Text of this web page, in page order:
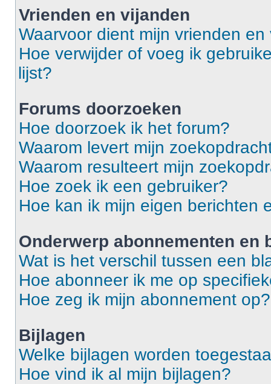
Vrienden en vijanden
Waarvoor dient mijn vrienden en
Hoe verwijder of voeg ik
lijst?
Forums doorzoeken
Hoe doorzoek ik het forum?
Waarom levert mijn
Waarom resulteert mijn
Hoe zoek ik een gebruiker?
Hoe kan ik mijn eigen berichten
Onderwerp abonnementen en
Wat is het verschil tussen een
Hoe abonneer ik me op
Hoe zeg ik mijn abonnement op?
Bijlagen
Welke bijlagen worden
Hoe vind ik al mijn bijlagen?